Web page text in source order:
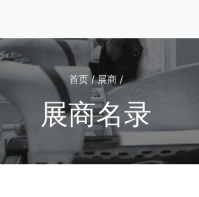
首页 / 展商 /
展商名录